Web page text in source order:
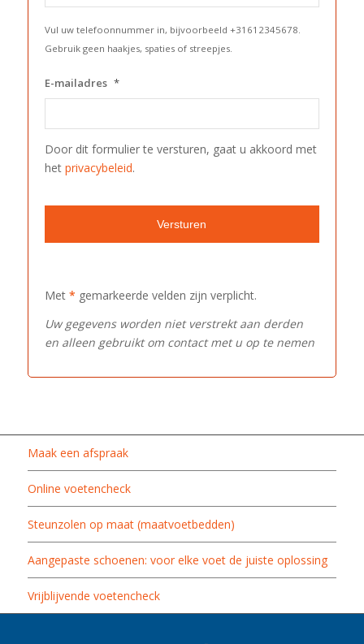
Vul uw telefoonnummer in, bijvoorbeeld +31612345678.
Gebruik geen haakjes, spaties of streepjes.
E-mailadres *
Door dit formulier te versturen, gaat u akkoord met
het privacybeleid.
Met * gemarkeerde velden zijn verplicht.
Uw gegevens worden niet verstrekt aan derden
en alleen gebruikt om contact met u op te nemen
Maak een afspraak
Online voetencheck
Steunzolen op maat (maatvoetbedden)
Aangepaste schoenen: voor elke voet de juiste oplossing
Vrijblijvende voetencheck